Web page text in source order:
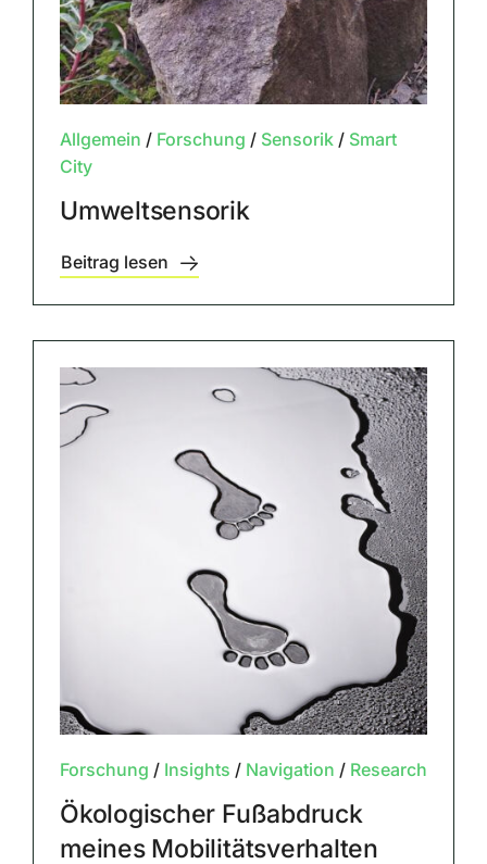
Allgemein / Forschung / Sensorik/ Smart
City
Umweltsensorik
Beitrag lesen
Forschung / Insights / Navigation / Research
Ökologischer Fußabdruck
meines Mobilitätsverhalten